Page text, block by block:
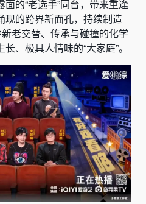
的“老选手”同台，带来重逢
现的跨界新面孔，持续制造
老交替、传承与碰撞的化学
、极具人情味的“大家庭”。